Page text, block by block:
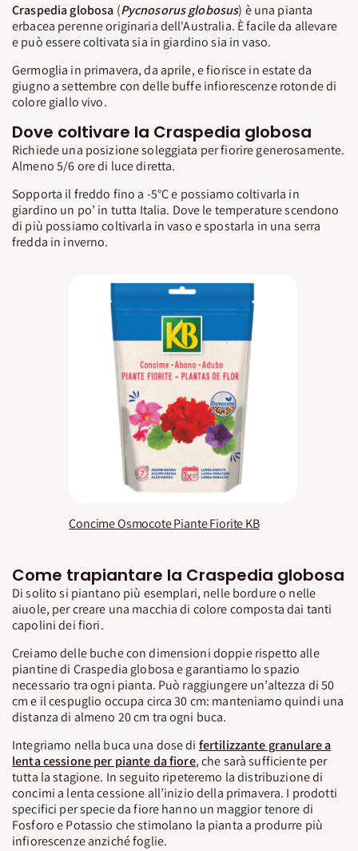
Craspedia globosa (Pycnosorus globosus) è una pianta
erbacea perenne originaria dell'Australia. È facile da allevare
e può essere coltivata sia in giardino sia in vaso.
Germoglia in primavera, da aprile, e fiorisce in estate da
giugno a settembre con delle buffe infiorescenze rotonde di
colore giallo vivo.
Dove coltivare la Craspedia globosa
Richiede una posizione soleggiata per fiorire generosamente.
Almeno 5/6 ore di luce diretta.
Sopporta il freddo fino a -5°C e possiamo coltivarla in
giardino un po’ in tutta Italia. Dove le temperature scendono
di più possiamo coltivarla in vaso e spostarla in una serra
fredda in inverno.
Concime Osmocote Piante Fiorite KB
Come trapiantare la Craspedia globosa
Di solito si piantano più esemplari, nelle bordure o nelle
aiuole, per creare una macchia di colore composta dai tanti
capolini dei fiori.
Creiamo delle buche con dimensioni doppie rispetto alle
piantine di Craspedia globosa e garantiamo lo spazio
necessario tra ogni pianta. Può raggiungere un’altezza di 50
cm e il cespuglio occupa circa 30 cm: manteniamo quindi una
distanza di almeno 20 cm tra ogni buca.
Integriamo nella buca una dose di fertilizzante granulare a
lenta cessione per piante da fiore, che sarà sufficiente per
tutta la stagione. In seguito ripeteremo la distribuzione di
concimi a lenta cessione all’inizio della primavera. I prodotti
specifici per specie da fiore hanno un maggior tenore di
Fosforo e Potassio che stimolano la pianta a produrre più
infiorescenze anziché foglie.